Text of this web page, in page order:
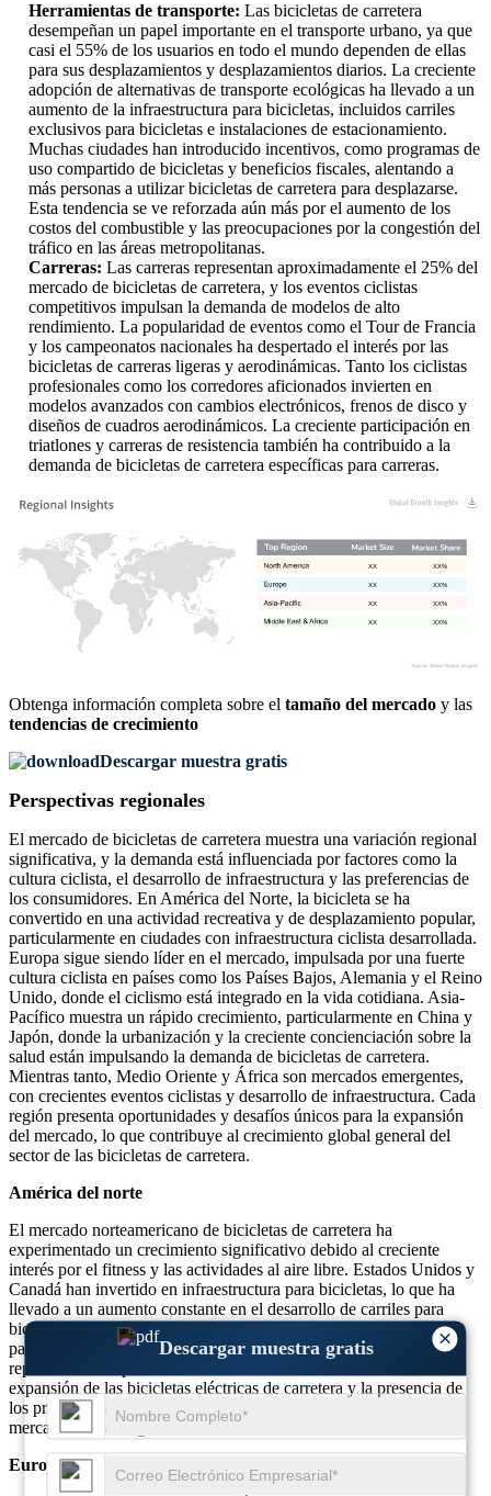
×
Descargar muestra gratis
Herramientas de transporte: Las bicicletas de carretera
desempeñan un papel importante en el transporte urbano, ya que
casi el 55% de los usuarios en todo el mundo dependen de ellas
para sus desplazamientos y desplazamientos diarios. La creciente
adopción de alternativas de transporte ecológicas ha llevado a un
aumento de la infraestructura para bicicletas, incluidos carriles
exclusivos para bicicletas e instalaciones de estacionamiento.
Muchas ciudades han introducido incentivos, como programas de
uso compartido de bicicletas y beneficios fiscales, alentando a
más personas a utilizar bicicletas de carretera para desplazarse.
Esta tendencia se ve reforzada aún más por el aumento de los
costos del combustible y las preocupaciones por la congestión del
tráfico en las áreas metropolitanas.
Carreras: Las carreras representan aproximadamente el 25% del
mercado de bicicletas de carretera, y los eventos ciclistas
competitivos impulsan la demanda de modelos de alto
rendimiento. La popularidad de eventos como el Tour de Francia
y los campeonatos nacionales ha despertado el interés por las
bicicletas de carreras ligeras y aerodinámicas. Tanto los ciclistas
profesionales como los corredores aficionados invierten en
modelos avanzados con cambios electrónicos, frenos de disco y
diseños de cuadros aerodinámicos. La creciente participación en
triatlones y carreras de resistencia también ha contribuido a la
demanda de bicicletas de carretera específicas para carreras.
XX%
XX
XX%
XX
XX%
XX
XX%
XX
Obtenga información completa sobre el tamaño del mercado y las
tendencias de crecimiento
Descargar muestra gratis
Perspectivas regionales
El mercado de bicicletas de carretera muestra una variación regional
significativa, y la demanda está influenciada por factores como la
cultura ciclista, el desarrollo de infraestructura y las preferencias de
los consumidores. En América del Norte, la bicicleta se ha
convertido en una actividad recreativa y de desplazamiento popular,
particularmente en ciudades con infraestructura ciclista desarrollada.
Europa sigue siendo líder en el mercado, impulsada por una fuerte
cultura ciclista en países como los Países Bajos, Alemania y el Reino
Unido, donde el ciclismo está integrado en la vida cotidiana. Asia-
Pacífico muestra un rápido crecimiento, particularmente en China y
Japón, donde la urbanización y la creciente concienciación sobre la
salud están impulsando la demanda de bicicletas de carretera.
Mientras tanto, Medio Oriente y África son mercados emergentes,
con crecientes eventos ciclistas y desarrollo de infraestructura. Cada
región presenta oportunidades y desafíos únicos para la expansión
del mercado, lo que contribuye al crecimiento global general del
sector de las bicicletas de carretera.
América del norte
El mercado norteamericano de bicicletas de carretera ha
experimentado un crecimiento significativo debido al creciente
interés por el fitness y las actividades al aire libre. Estados Unidos y
Canadá han invertido en infraestructura para bicicletas, lo que ha
llevado a un aumento constante en el desarrollo de carriles para
bicicletas. Más de 50 millones de personas en América del Norte
participan activamente en el ciclismo, y las bicicletas de carretera
representan una parte sustancial de las ventas de bicicletas. La
expansión de las bicicletas eléctricas de carretera y la presencia de
los principales fabricantes de bicicletas impulsan aún más el
mercado en esta región.
Europa